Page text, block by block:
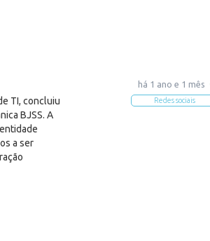
há 1 ano e 1 mês
Redes sociais
TI, concluiu
BJSS. A
a ser